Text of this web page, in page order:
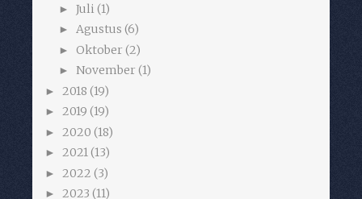
► Juli (1)
► Agustus (6)
► Oktober (2)
► November (1)
► 2018 (19)
► 2019 (19)
► 2020 (18)
► 2021(13)
► 2022 (3)
► 2023 (11)